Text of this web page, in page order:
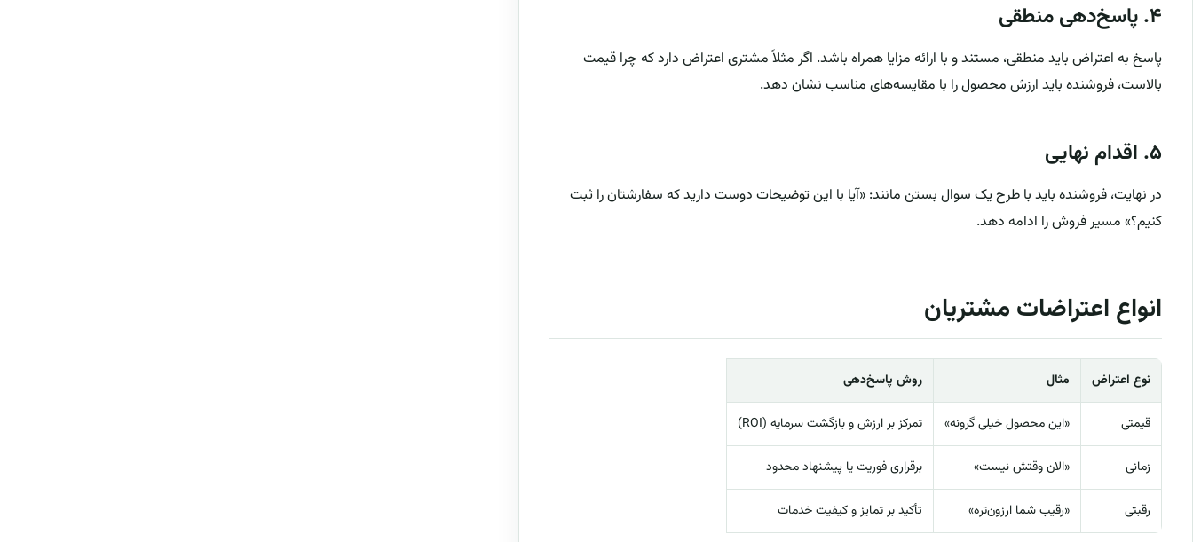
۴. پاسخ‌دهی منطقی
پاسخ به اعتراض باید منطقی، مستند و با ارائه مزایا همراه باشد. اگر مثلاً مشتری اعتراض دارد که چرا قیمت
بالاست، فروشنده باید ارزش محصول را با مقایسه‌های مناسب نشان دهد.
۵. اقدام نهایی
در نهایت، فروشنده باید با طرح یک سوال بستن مانند: «آیا با این توضیحات دوست دارید که سفارشتان را ثبت
کنیم؟» مسیر فروش را ادامه دهد.
انواع اعتراضات مشتریان
نوع اعتراض مثال روش پاسخ‌دهی
قیمتی «این محصول خیلی گرونه» تمرکز بر ارزش و بازگشت سرمایه (ROI)
زمانی «الان وقتش نیست» برقراری فوریت یا پیشنهاد محدود
رقبتی «رقیب شما ارزون‌تره» تأکید بر تمایز و کیفیت خدمات